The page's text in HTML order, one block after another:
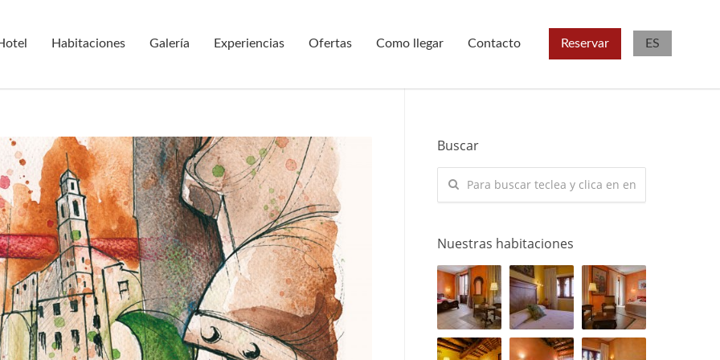
Habitaciones Galería Experiencias Ofertas Como llegar Contacto Reservar ES
Buscar
Nuestras habitaciones